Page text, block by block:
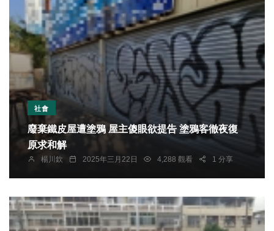
社會
廢棄鐵皮屋遭塗鴉 屋主傻眼欲提告 塗鴉客徹夜復
原求和解
楊川欽 2025年三月22日 4,288 觀看 1 分享